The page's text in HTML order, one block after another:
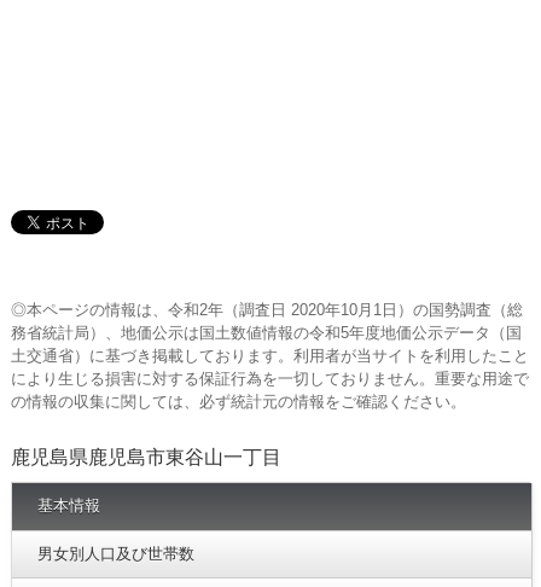
◎本ページの情報は、令和2年（調査日 2020年10月1日）の国勢調査（総
務省統計局）、地価公示は国土数値情報の令和5年度地価公示データ（国
土交通省）に基づき掲載しております。利用者が当サイトを利用したこと
により生じる損害に対する保証行為を一切しておりません。重要な用途で
の情報の収集に関しては、必ず統計元の情報をご確認ください。
鹿児島県鹿児島市東谷山一丁目
基本情報
男女別人口及び世帯数